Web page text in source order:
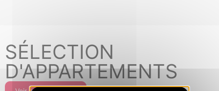
SÉLECTION
D'APPARTEMENTS